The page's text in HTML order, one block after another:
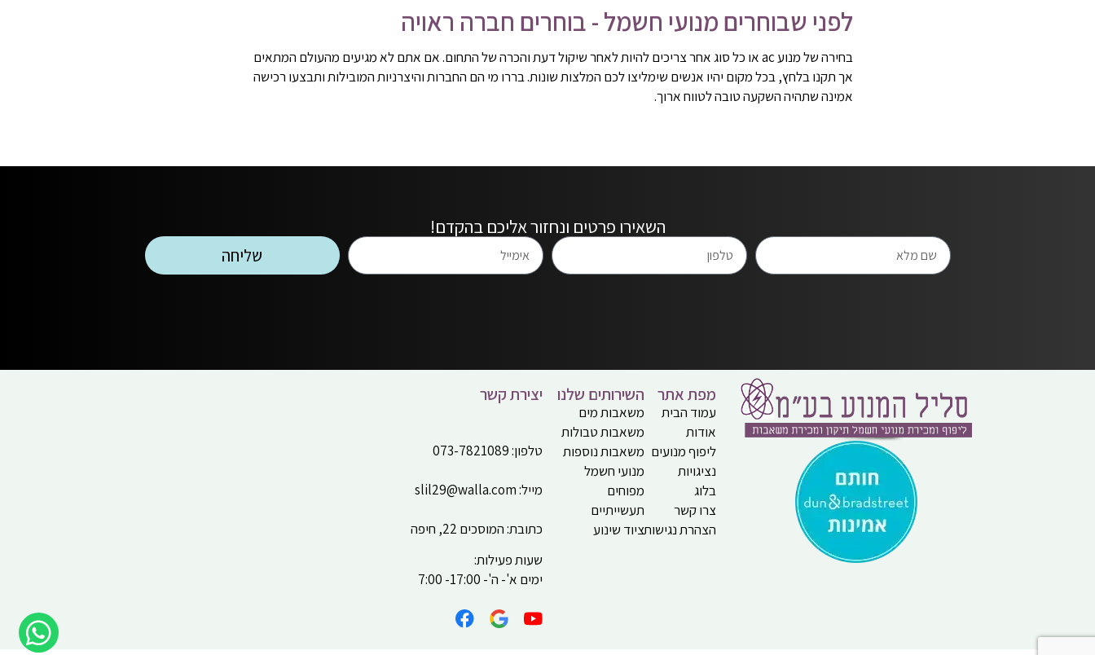
לפני שבוחרים מנועי חשמל - בוחרים חברה ראויה
בחירה של מנוע ac או כל סוג אחר צריכים להיות לאחר שיקול דעת והכרה של התחום. אם אתם לא מגיעים מהעולם המתאים
אך תקנו בלחץ, בכל מקום יהיו אנשים שימליצו לכם המלצות שונות. בררו מי הם החברות והיצרניות המובילות ותבצעו רכישה
אמינה שתהיה השקעה טובה לטווח ארוך.
השאירו פרטים ונחזור אליכם בהקדם!
שליחה
מפת אתר
עמוד הבית
אודות
ליפוף מנועים
נציגויות
בלוג
צרו קשר
הצהרת נגישות
השירותים שלנו
משאבות מים
משאבות טבולות
משאבות נוספות
מנועי חשמל
מפוחים
תעשייתיים
ציוד שינוע
יצירת קשר
טלפון:073-7821089
מייל:slil29@walla.com
כתובת: המוסכים 22, חיפה
שעות פעילות:
ימים א'- ה'- 17:00- 7:00